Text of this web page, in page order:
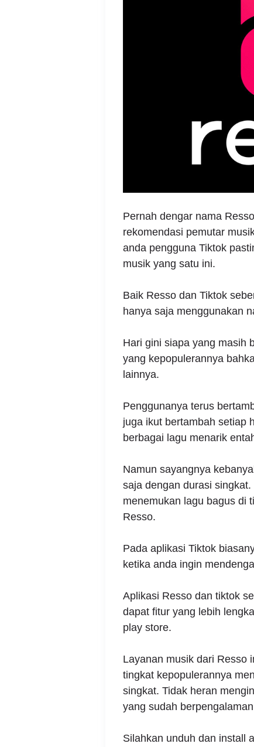
Pernah dengar nama
rekomendasi pemutar
anda pengguna Tiktok
musik yang satu ini.
Baik Resso dan Tiktok
hanya saja menggunakan
Hari gini siapa yang masih
yang kepopulerannya
lainnya.
Penggunanya terus
juga ikut bertambah setiap
berbagai lagu menarik
Namun sayangnya
saja dengan durasi
menemukan lagu bagus di
Resso.
Pada aplikasi Tiktok
ketika anda ingin
Aplikasi Resso dan tiktok
dapat fitur yang lebih
play store.
Layanan musik dari Resso
tingkat kepopulerannya
singkat. Tidak heran
yang sudah
Silahkan unduh dan install